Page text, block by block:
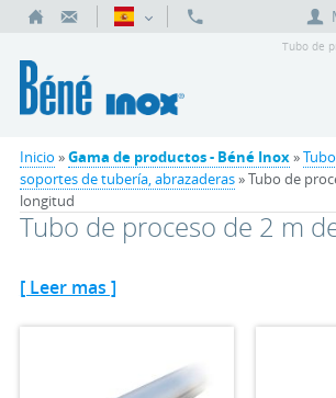
Tubo de
Inicio »Gama de productos - Béné Inox»
soportes de tubería, abrazaderas» Tubo de
longitud
Tubo de proceso de 2 m
[ Leer mas ]